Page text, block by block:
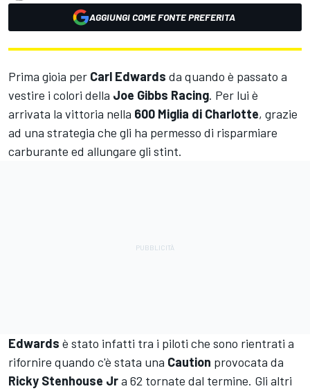
AGGIUNGI COME FONTE PREFERITA
Prima gioia per Carl Edwards da quando è passato a
vestire i colori della Joe Gibbs Racing. Per lui è
arrivata la vittoria nella 600 Miglia di Charlotte, grazie
ad una strategia che gli ha permesso di risparmiare
carburante ed allungare gli stint.
Edwards è stato infatti tra i piloti che sono rientrati a
rifornire quando c'è stata una Caution provocata da
Ricky Stenhouse Jra 62 tornate dal termine. Gli altri